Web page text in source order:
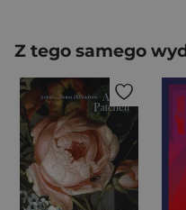
Z tego samego